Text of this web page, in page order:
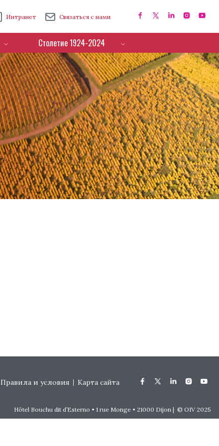
Интранет Связаться с нами
Столетие 1924-2024
Правила и условия Карта сайта
Hôtel Bouchu dit d’Esterno • 1 rue Monge • 21000 Dijon | © OIV 2025